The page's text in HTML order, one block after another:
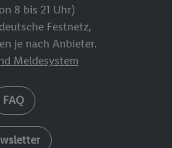
8 bis 21 Uhr)
Festnetz,
je nach Anbieter.
Meldesystem
FAQ